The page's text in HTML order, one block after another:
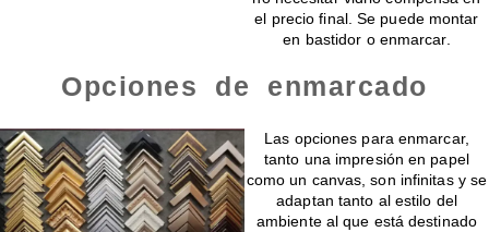
el precio final. Se puede montar
en bastidor o enmarcar.
Opciones de enmarcado
Las opciones para enmarcar,
tanto una impresión en papel
como un canvas, son infinitas y se
adaptan tanto al estilo del
ambiente al que está destinado